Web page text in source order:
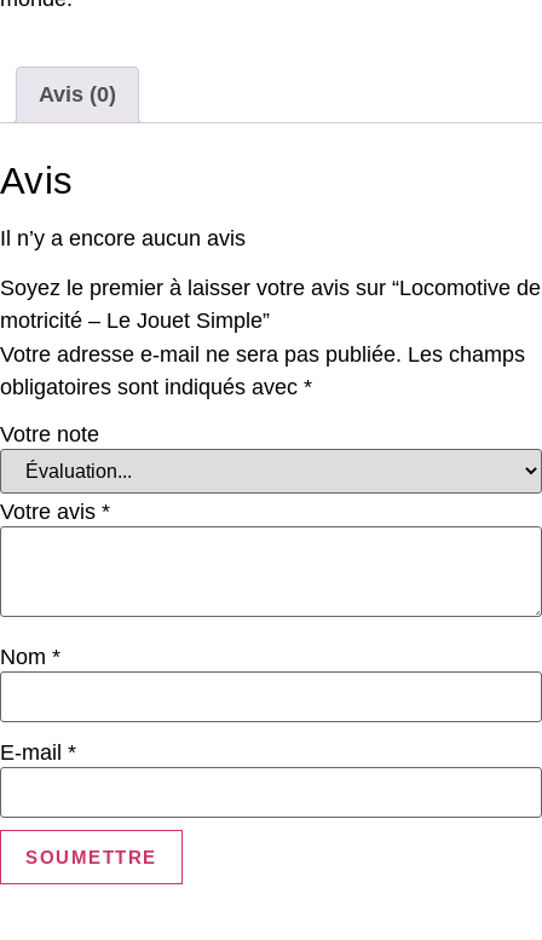
Avis (0)
Avis
Il n’y a encore aucun avis
Soyez le premier à laisser votre avis sur “Locomotive de
motricité – Le Jouet Simple”
Votre adresse e-mail ne sera pas publiée. Les champs
obligatoires sont indiqués avec *
Votre note
Votre avis *
Nom *
E-mail *